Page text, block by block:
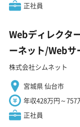
正社員
Webディレクタ
ーネット/Webサ
株式会社シムネット
宮城県 仙台市
年収428万円～757
正社員